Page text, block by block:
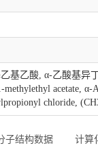
基乙酸, α-乙酸基异
methylethyl acetate,
chloride,
子结构数据 计算